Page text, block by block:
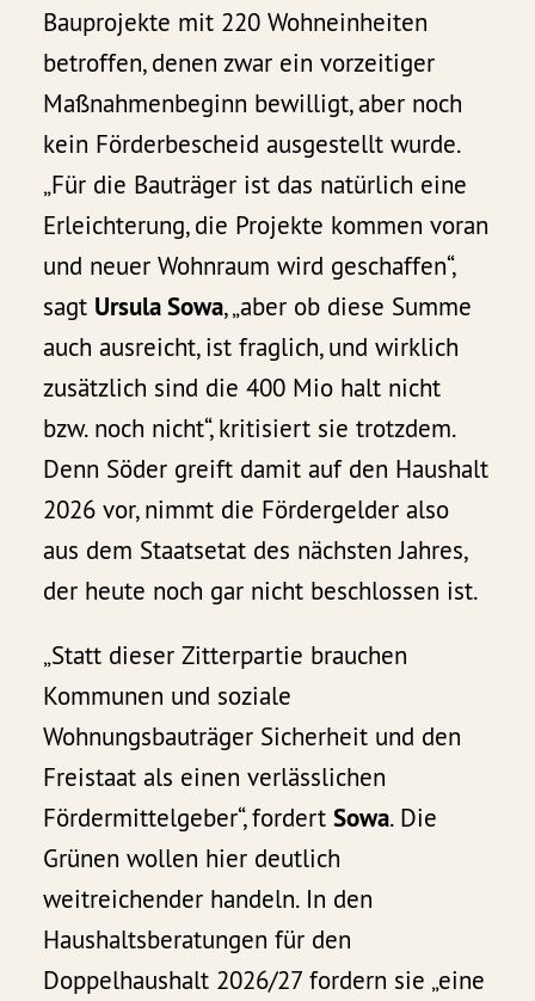
Bauprojekte mit 220 Wohneinheiten
betroffen, denen zwar ein vorzeitiger
Maßnahmenbeginn bewilligt, aber noch
kein Förderbescheid ausgestellt wurde.
„Für die Bauträger ist das natürlich eine
Erleichterung, die Projekte kommen voran
und neuer Wohnraum wird geschaffen“,
sagt Ursula Sowa, „aber ob diese Summe
auch ausreicht, ist fraglich, und wirklich
zusätzlich sind die 400 Mio halt nicht
bzw. noch nicht“, kritisiert sie trotzdem.
Denn Söder greift damit auf den Haushalt
2026 vor, nimmt die Fördergelder also
aus dem Staatsetat des nächsten Jahres,
der heute noch gar nicht beschlossen ist.
„Statt dieser Zitterpartie brauchen
Kommunen und soziale
Wohnungsbauträger Sicherheit und den
Freistaat als einen verlässlichen
Fördermittelgeber“, fordertSowa. Die
Grünen wollen hier deutlich
weitreichender handeln. In den
Haushaltsberatungen für den
Doppelhaushalt 2026/27 fordern sie „eine